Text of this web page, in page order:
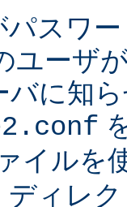
パスワ
ユーザ
バに知
イルを
ディレ